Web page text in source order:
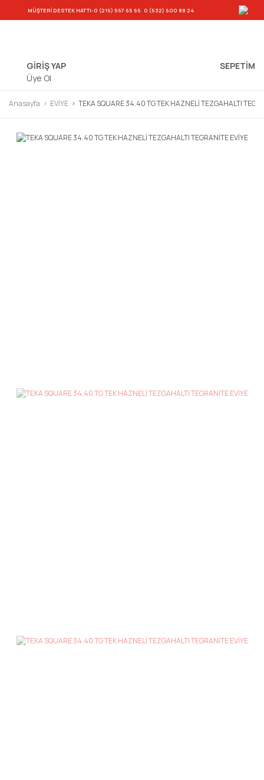
MÜŞTERİ DESTEK HATTI-0 (216) 567 65 66-0 (532) 600 88 24
GİRİŞ YAP
Üye Ol
SEPETIM
Anasayfa EVİYE TEKA SQUARE 34.40 TG TEK HAZNELİ TEZGAHALTI